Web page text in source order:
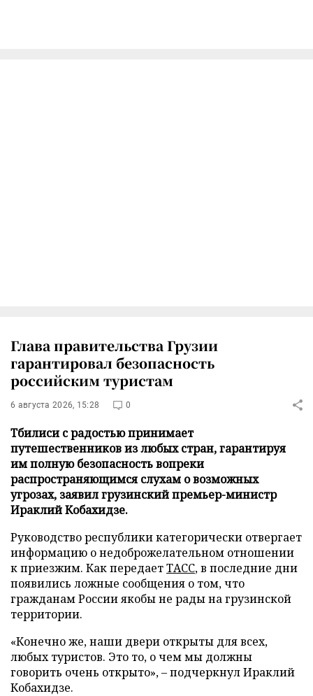
Глава правительства Грузии
гарантировал безопасность
российским туристам
6 августа 2026, 15:28 0
Тбилиси с радостью принимает
путешественников из любых стран, гарантируя
им полную безопасность вопреки
распространяющимся слухам о возможных
угрозах, заявил грузинский премьер-министр
Ираклий Кобахидзе.
Руководство республики категорически отвергает
информацию о недоброжелательном отношении
к приезжим. Как передаетТАСС, в последние дни
появились ложные сообщения о том, что
гражданам России якобы не рады на грузинской
территории.
«Конечно же, наши двери открыты для всех,
любых туристов. Это то, о чем мы должны
говорить очень открыто», – подчеркнул Ираклий
Кобахидзе.